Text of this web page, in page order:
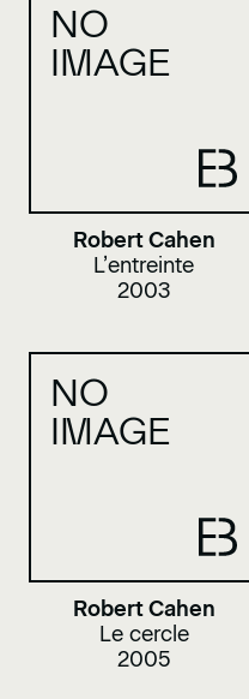
NO
IMAGE
Robert Cahen
L’entreinte
2003
NO
IMAGE
Robert Cahen
Le cercle
2005